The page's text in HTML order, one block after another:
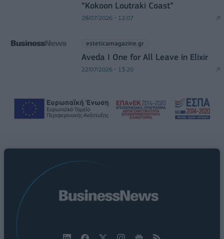
“Kokoon Loutraki Coast”
28/07/2026 - 12:07
esteticamagazine.gr
Aveda I One for All Leave in Elixir
22/07/2026 - 13:20